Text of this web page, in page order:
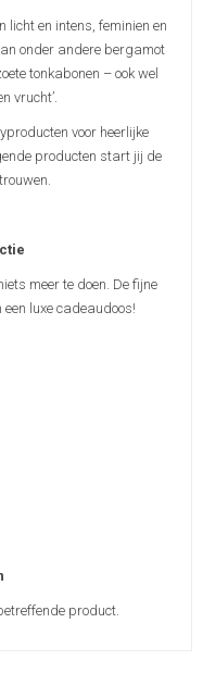
en intens, feminien en
onder andere bergamot
tonkabonen – ook wel
vrucht’.
voor heerlijke
producten start jij de
meer te doen. De fijne
luxe cadeaudoos!
product.